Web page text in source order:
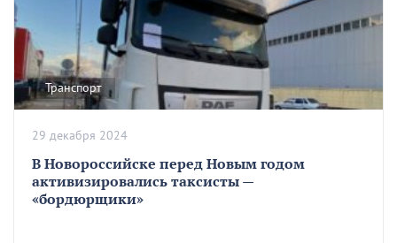
Транспорт
В Новороссийске перед Новым годом
активизировались таксисты —
«бордюрщики»
29 декабря 2024